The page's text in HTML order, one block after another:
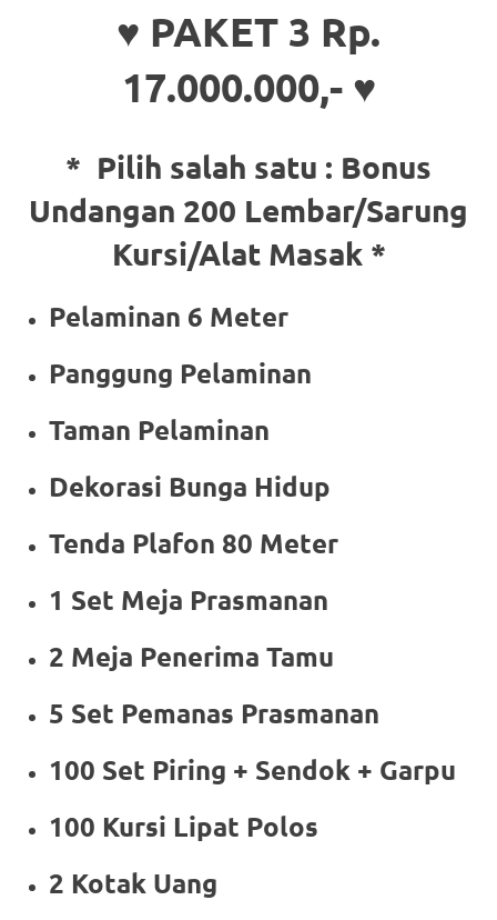
♥ PAKET 3 Rp.
17.000.000,- ♥
* Pilih salah satu : Bonus
Undangan 200 Lembar/Sarung
Kursi/Alat Masak *
Pelaminan 6 Meter
Panggung Pelaminan
Taman Pelaminan
Dekorasi Bunga Hidup
Tenda Plafon 80 Meter
1 Set Meja Prasmanan
2 Meja Penerima Tamu
5 Set Pemanas Prasmanan
100 Set Piring + Sendok + Garpu
100 Kursi Lipat Polos
2 Kotak Uang